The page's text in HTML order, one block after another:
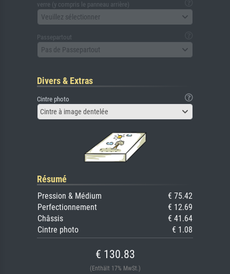
verre (y compris le panneau arrière)
Veuillez sélectionner
Passepartout
Pas de Passepartout
Divers & Extras
Cintre photo
Cintre à image dentelée
Résumé
Pression & Médium
€ 75.42
Perfectionnement
€ 12.69
Châssis
€ 41.64
Cintre photo
€ 1.08
€ 130.83
(Enthält 17% MwSt.)